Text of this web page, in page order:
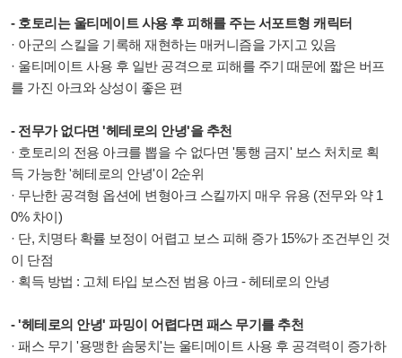
- 호토리는 울티메이트 사용 후 피해를 주는 서포트형 캐릭터
· 아군의 스킬을 기록해 재현하는 매커니즘을 가지고 있음
· 울티메이트 사용 후 일반 공격으로 피해를 주기 때문에 짧은 버프
를 가진 아크와 상성이 좋은 편
- 전무가 없다면 '헤테로의 안녕'을 추천
· 호토리의 전용 아크를 뽑을 수 없다면 '통행 금지' 보스 처치로 획
득 가능한 '헤테로의 안녕'이 2순위
· 무난한 공격형 옵션에 변형아크 스킬까지 매우 유용 (전무와 약 1
0% 차이)
· 단, 치명타 확률 보정이 어렵고 보스 피해 증가 15%가 조건부인 것
이 단점
· 획득 방법 : 고체 타입 보스전 범용 아크 - 헤테로의 안녕
- '헤테로의 안녕' 파밍이 어렵다면 패스 무기를 추천
· 패스 무기 '용맹한 솜뭉치'는 울티메이트 사용 후 공격력이 증가하